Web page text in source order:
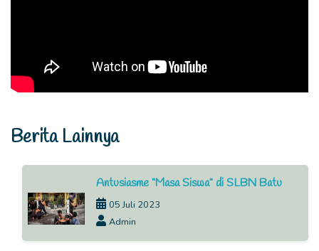
Berita Lainnya
Antusiasme "Masa Siswa" di SLBN Batu
05 Juli 2023
Admin